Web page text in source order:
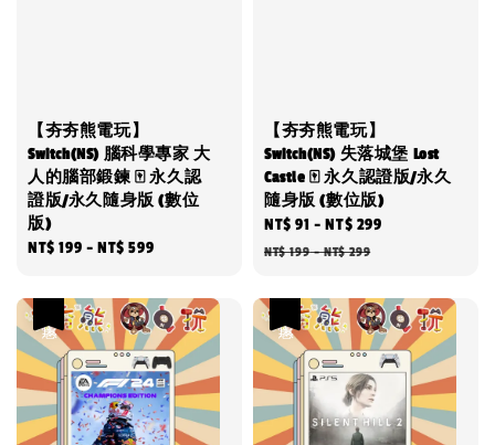
【夯夯熊電玩】
Switch(NS) 腦科學專家 大
人的腦部鍛鍊 🀄 永久認
證版/永久隨身版 (數位
版)
Regular
NT$ 199 -NT$ 599
【夯夯熊電玩】
Switch(NS) 失落城堡 Lost
Castle 🀄 永久認證版/永久
隨身版 (數位版)
Sale
price
NT$ 91 -NT$ 299
NT$ 199-NT$ 299